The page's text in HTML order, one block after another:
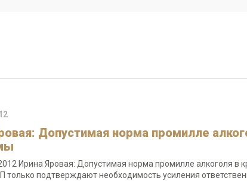
Допустимая норма промилле
Ирина Яровая: Допустимая норма промилле алкоголя в
только подтверждают необходимость усиления